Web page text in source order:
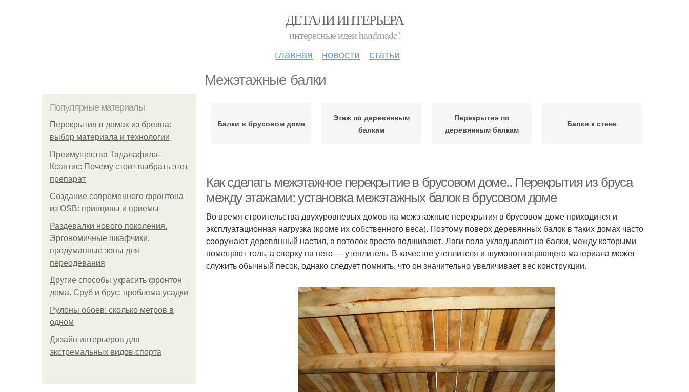
ДЕТАЛИ ИНТЕРЬЕРА
интересные идеи handmade!
главная новости статьи
Межэтажные балки
Популярные материалы
Перекрытия в домах из бревна:
выбор материала и технологии
Преимущества Тадалафила-
Ксантис: Почему стоит выбрать этот
препарат
Создание современного фронтона
из OSB: принципы и приемы
Раздевалки нового поколения.
Эргономичные шкафчики,
продуманные зоны для
переодевания
Другие способы украсить фронтон
дома. Сруб и брус: проблема усадки
Рулоны обоев: сколько метров в
одном
Дизайн интерьеров для
экстремальных видов спорта
Балки в брусовом доме
Этаж по деревянным
балкам
Перекрытия по
деревянным балкам
Балки к стене
Как сделать межэтажное перекрытие в брусовом доме.. Перекрытия из бруса
между этажами: установка межэтажных балок в брусовом доме
Во время строительства двухуровневых домов на межэтажные перекрытия в брусовом доме приходится и
эксплуатационная нагрузка (кроме их собственного веса). Поэтому поверх деревянных балок в таких домах часто
сооружают деревянный настил, а потолок просто подшивают. Лаги пола укладывают на балки, между которыми
помещают толь, а сверху на него — утеплитель. В качестве утеплителя и шумопоглощающего материала может
служить обычный песок, однако следует помнить, что он значительно увеличивает вес конструкции.